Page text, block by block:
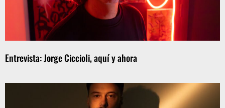
Entrevista: Jorge Ciccioli, aquí y ahora